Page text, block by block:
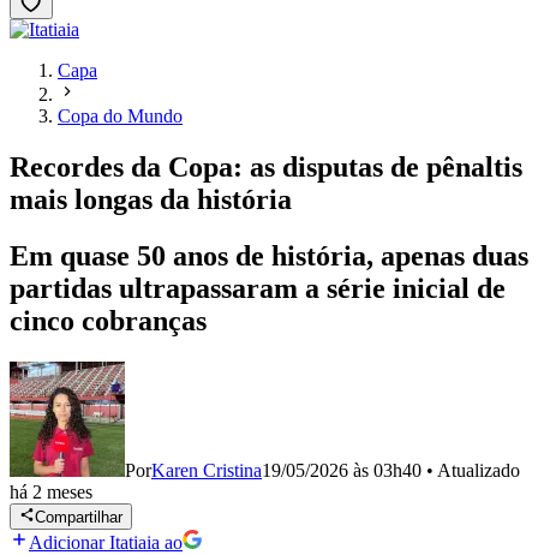
Capa
Copa do Mundo
Recordes da Copa: as disputas de pênaltis
mais longas da história
Em quase 50 anos de história, apenas duas
partidas ultrapassaram a série inicial de
cinco cobranças
PorKaren Cristina19/05/2026 às 03h40 • Atualizado
há 2 meses
Compartilhar
Adicionar Itatiaia ao